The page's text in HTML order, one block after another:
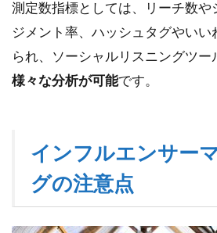
測定数指標としては、リーチ数や
ジメント率、ハッシュタグやいい
られ、ソーシャルリスニングツ
様々な分析が可能です。
インフルエンサー
グの注意点